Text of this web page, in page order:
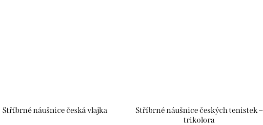
Stříbrné náušnice česká vlajka
Stříbrné náušnice českých tenistek –
trikolora